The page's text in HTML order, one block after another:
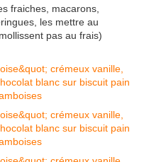
fraiches, macarons,
les mettre au
pas au frais)